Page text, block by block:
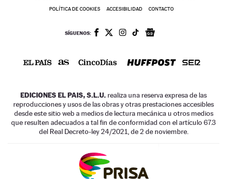
POLÍTICA DE COOKIES ACCESIBILIDAD CONTACTO
SÍGUENOS:
EDICIONES EL PAIS, S.L.U. realiza una reserva expresa de las
reproducciones y usos de las obras y otras prestaciones accesibles
desde este sitio web a medios de lectura mecánica u otros medios
que resulten adecuados a tal fin de conformidad con el artículo 67.3
del Real Decreto-ley 24/2021, de 2 de noviembre.